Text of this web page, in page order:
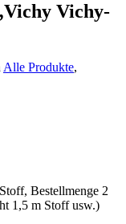
Vichy-
Alle Produkte,
Bestellmenge 2
1,5 m Stoff usw.)